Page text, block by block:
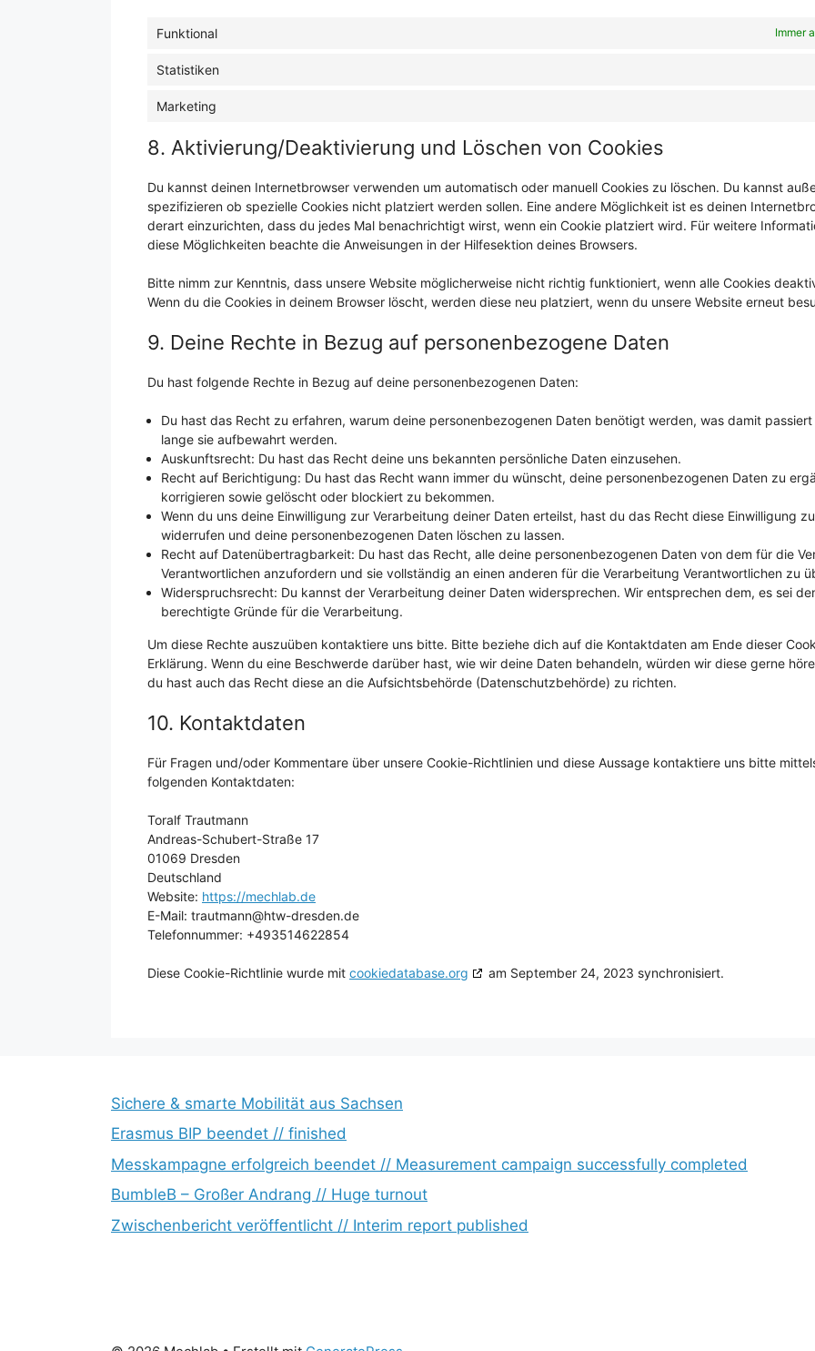
Funktional Immer
Statistiken
Marketing
8. Aktivierung/Deaktivierung und Löschen von Cookies
Du kannst deinen Internetbrowser verwenden um automatisch oder manuell Cookies zu löschen. Du kannst
spezifizieren ob spezielle Cookies nicht platziert werden sollen. Eine andere Möglichkeit ist es deinen
derart einzurichten, dass du jedes Mal benachrichtigt wirst, wenn ein Cookie platziert wird. Für weitere
diese Möglichkeiten beachte die Anweisungen in der Hilfesektion deines Browsers.
Bitte nimm zur Kenntnis, dass unsere Website möglicherweise nicht richtig funktioniert, wenn alle Cookies
Wenn du die Cookies in deinem Browser löscht, werden diese neu platziert, wenn du unsere Website erneut
9. Deine Rechte in Bezug auf personenbezogene Daten
Du hast folgende Rechte in Bezug auf deine personenbezogenen Daten:
Du hast das Recht zu erfahren, warum deine personenbezogenen Daten benötigt werden, was damit
lange sie aufbewahrt werden.
Auskunftsrecht: Du hast das Recht deine uns bekannten persönliche Daten einzusehen.
Recht auf Berichtigung: Du hast das Recht wann immer du wünscht, deine personenbezogenen Daten zu
korrigieren sowie gelöscht oder blockiert zu bekommen.
Wenn du uns deine Einwilligung zur Verarbeitung deiner Daten erteilst, hast du das Recht diese Einwilligung zu
widerrufen und deine personenbezogenen Daten löschen zu lassen.
Recht auf Datenübertragbarkeit: Du hast das Recht, alle deine personenbezogenen Daten von dem für die
Verantwortlichen anzufordern und sie vollständig an einen anderen für die Verarbeitung Verantwortlichen zu
Widerspruchsrecht: Du kannst der Verarbeitung deiner Daten widersprechen. Wir entsprechen dem, es sei
berechtigte Gründe für die Verarbeitung.
Um diese Rechte auszuüben kontaktiere uns bitte. Bitte beziehe dich auf die Kontaktdaten am Ende dieser
Erklärung. Wenn du eine Beschwerde darüber hast, wie wir deine Daten behandeln, würden wir diese gerne
du hast auch das Recht diese an die Aufsichtsbehörde (Datenschutzbehörde) zu richten.
10. Kontaktdaten
Für Fragen und/oder Kommentare über unsere Cookie-Richtlinien und diese Aussage kontaktiere uns bitte
folgenden Kontaktdaten:
Toralf Trautmann
Andreas-Schubert-Straße 17
01069 Dresden
Deutschland
Website: https://mechlab.de
E-Mail: trautmann@htw-dresden.de
Telefonnummer: +493514622854
Diese Cookie-Richtlinie wurde mit cookiedatabase.org am September 24, 2023 synchronisiert.
Sichere & smarte Mobilität aus Sachsen
Erasmus BIP beendet // finished
Messkampagne erfolgreich beendet // Measurement campaign successfully completed
BumbleB – Großer Andrang // Huge turnout
Zwischenbericht veröffentlicht // Interim report published